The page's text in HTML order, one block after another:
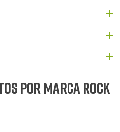



por marca ROCK